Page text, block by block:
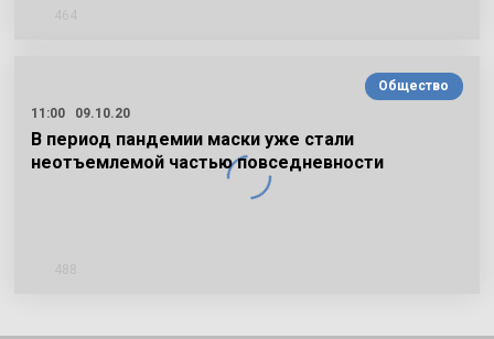
Общество
11:00
09.10.20
В период пандемии маски уже стали
неотъемлемой частью повседневности